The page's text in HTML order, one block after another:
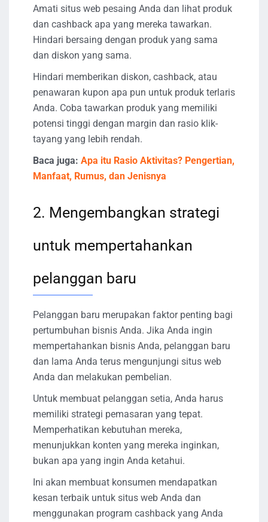
Amati situs web pesaing Anda dan lihat produk
dan cashback apa yang mereka tawarkan.
Hindari bersaing dengan produk yang sama
dan diskon yang sama.
Hindari memberikan diskon, cashback, atau
penawaran kupon apa pun untuk produk terlaris
Anda. Coba tawarkan produk yang memiliki
potensi tinggi dengan margin dan rasio klik-
tayang yang lebih rendah.
Baca juga: Apa itu Rasio Aktivitas? Pengertian,
Manfaat, Rumus, dan Jenisnya
2. Mengembangkan strategi
untuk mempertahankan
pelanggan baru
Pelanggan baru merupakan faktor penting bagi
pertumbuhan bisnis Anda. Jika Anda ingin
mempertahankan bisnis Anda, pelanggan baru
dan lama Anda terus mengunjungi situs web
Anda dan melakukan pembelian.
Untuk membuat pelanggan setia, Anda harus
memiliki strategi pemasaran yang tepat.
Memperhatikan kebutuhan mereka,
menunjukkan konten yang mereka inginkan,
bukan apa yang ingin Anda ketahui.
Ini akan membuat konsumen mendapatkan
kesan terbaik untuk situs web Anda dan
menggunakan program cashback yang Anda